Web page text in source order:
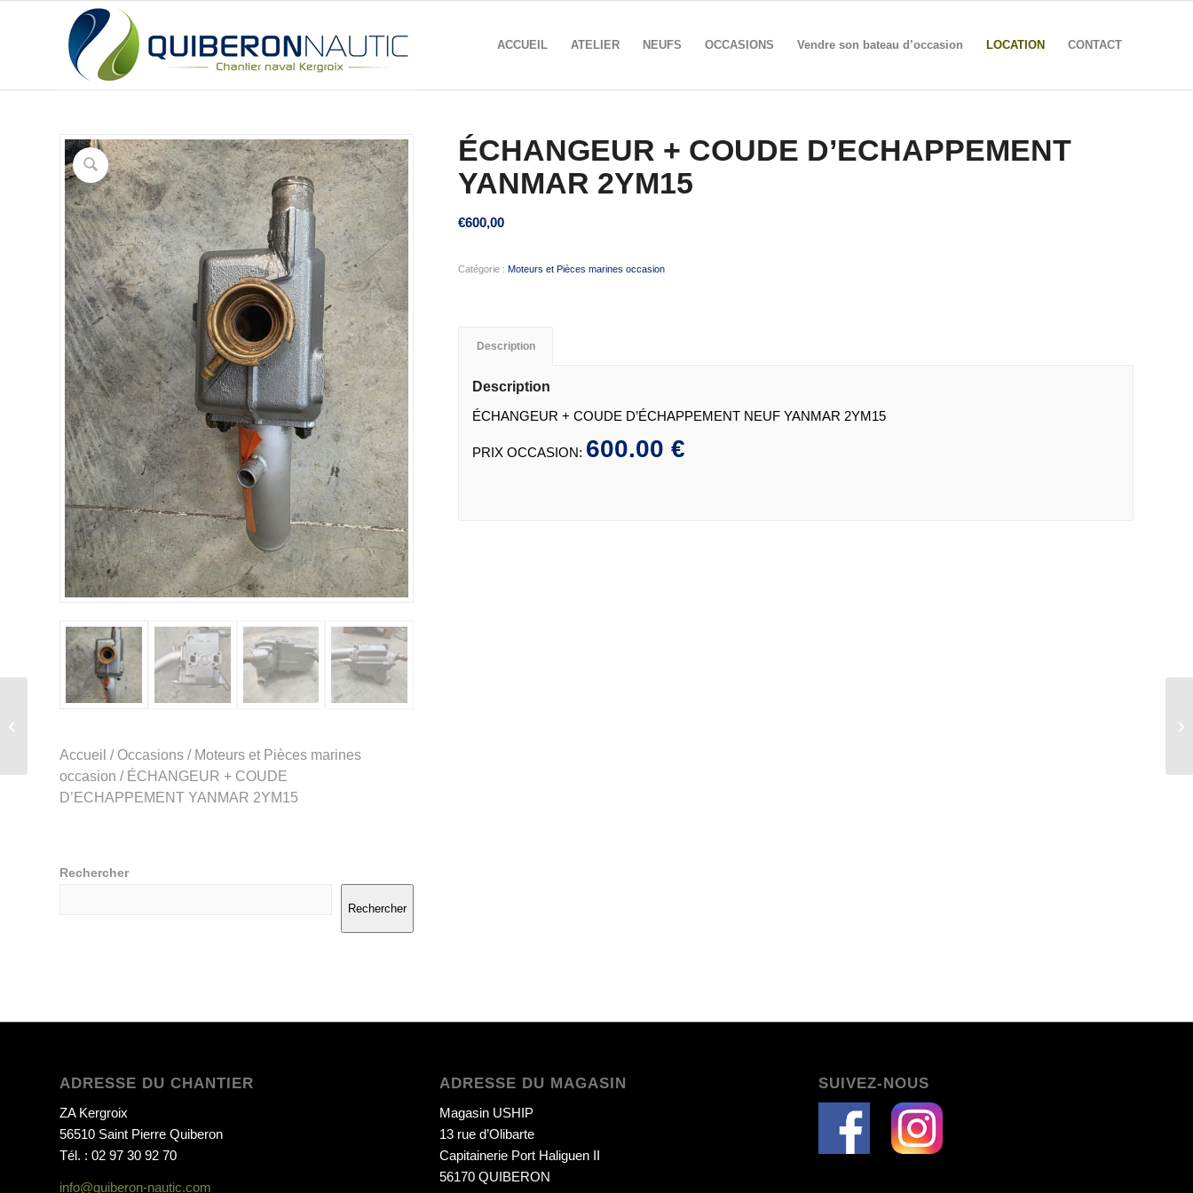
ACCUEIL ATELIER NEUFS OCCASIONS Vendre son bateau d’occasion LOCATION CONTACT
Accueil / Occasions / Moteurs et Pièces marines
occasion / ÉCHANGEUR + COUDE
D’ECHAPPEMENT YANMAR 2YM15
Rechercher
Rechercher
ÉCHANGEUR + COUDE D’ECHAPPEMENT
YANMAR 2YM15
€600,00
Catégorie :Moteurs et Pièces marines occasion
Description
Description
ÉCHANGEUR + COUDE D’ÉCHAPPEMENT NEUF YANMAR 2YM15
PRIX OCCASION: 600.00 €
ADRESSE DU CHANTIER
ZA Kergroix
56510 Saint Pierre Quiberon
Tél. : 02 97 30 92 70
info@quiberon-nautic.com
ADRESSE DU MAGASIN
Magasin USHIP
13 rue d’Olibarte
Capitainerie Port Haliguen II
56170 QUIBERON
SUIVEZ-NOUS